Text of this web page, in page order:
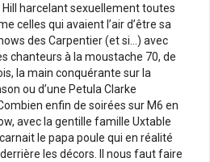
Hill harcelant sexuellement toutes
celles qui avaient l’air d’être sa
des Carpentier (et si…) avec
chanteurs à la moustache 70, de
la main conquérante sur la
ou d’une Petula Clarke
enfin de soirées sur M6 en
avec la gentille famille Uxtable
le papa poule qui en réalité
les décors. Il nous faut faire